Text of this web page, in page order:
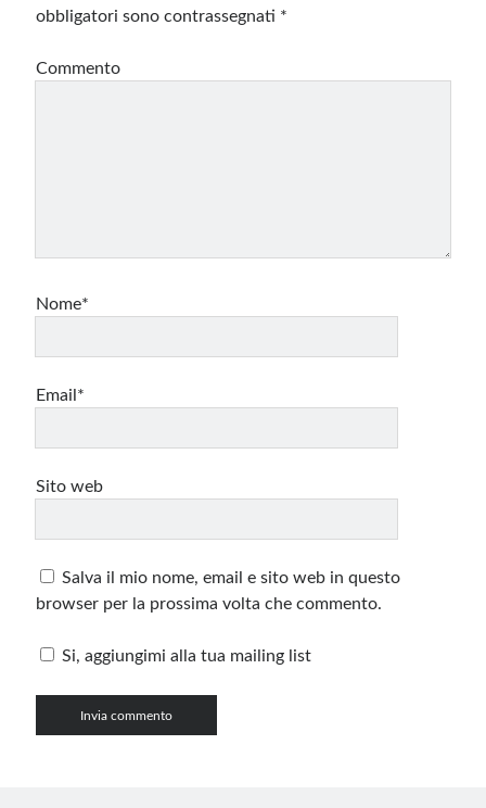
obbligatori sono contrassegnati *
Commento
Nome*
Email*
Sito web
Salva il mio nome, email e sito web in questo
browser per la prossima volta che commento.
Si, aggiungimi alla tua mailing list